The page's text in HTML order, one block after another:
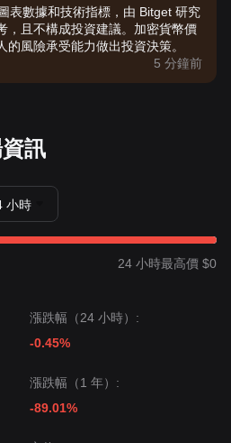
表數據和技術指標，由 Bitget 研究
，且不構成投資建議。加密貨幣價
風險承受能力做出投資決策。
5 分鐘前
訊
小時
24 小時最高價 $0
漲跌幅（24 小時）:
-0.45%
漲跌幅（1 年）:
-89.01%